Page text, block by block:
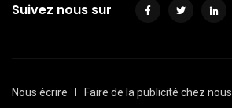
Suivez nous sur
Nous écrire Faire de la publicité chez nous